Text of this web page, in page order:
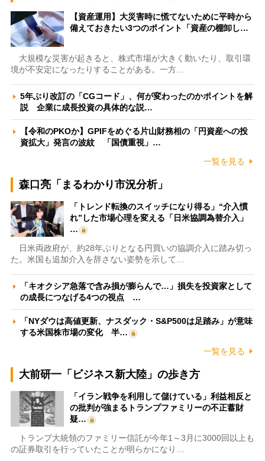
【資産運用】大災害時に慌てないために平時から
備えておきたい3つのポイント「資産の棚卸し…
大規模な災害が起きると、株式市場が大きく動いたり、取引環
境が不安定になったりすることがある。一方…
5年ぶり改訂の「CGコード」、何が変わったのかポイントを解
説 企業に成長投資の具体的な説…
【令和のPKOか】GPIFをめぐる片山財務相の「円資産への投
資拡大」発言の波紋 「国債重視」…
一覧を見る
森口亮「まるわかり市況分析」
「トレンド転換のスイッチになり得る」“介入慣
れ”した市場心理を変える「日米協調為替介入」
…
日米両政府が、約28年ぶりとなる円買いの協調介入に踏み切っ
た。米国も追加介入を辞さない姿勢を示して…
「キオクシア急落で含み損が膨らんで…」損失を投資家として
の成長につなげる4つの視点 …
「NYダウは高値更新、ナスダック・S&P500は足踏み」が意味
する米国株市場の変化 半…
一覧を見る
大前研一「ビジネス新大陸」の歩き方
「イラン戦争を利用して儲けている」利益相反と
の批判が強まるトランプファミリーの不正蓄財
疑…
トランプ大統領のファミリー信託が今年1～3月に3000回以上も
の証券取引を行っていたことが明らかになり…